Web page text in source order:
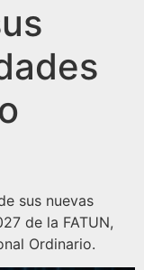
sus nuevas
de la FATUN,
Ordinario.